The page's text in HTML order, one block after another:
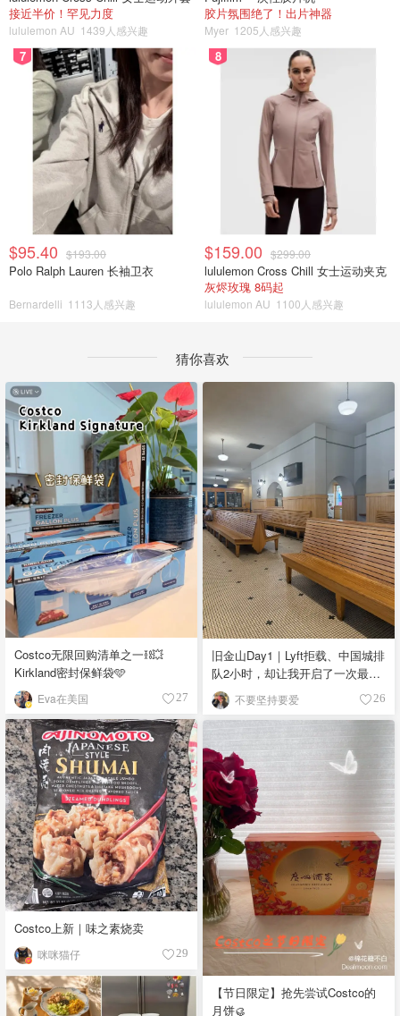
接近半价！罕见力度
lululemon AU 1439人感兴趣
胶片氛围绝了！出片神器
Myer 1205人感兴趣
7
$95.40 $193.00
Polo Ralph Lauren 长袖卫衣
Bernardelli 1113人感兴趣
8
$159.00 $299.00
lululemon Cross Chill 女士运动夹克
灰烬玫瑰 8码起
lululemon AU 1100人感兴趣
猜你喜欢
Costco无限回购清单之一⛓️‍💥
Kirkland密封保鲜袋🩵
Eva在美国 27
旧金山Day1｜Lyft拒载、中国城排
队2小时，却让我开启了一次最松
弛的旅行不要坚持要爱 26
Costco上新｜味之素烧卖
咪咪猫仔 29
【节日限定】抢先尝试Costco的
月饼🥮